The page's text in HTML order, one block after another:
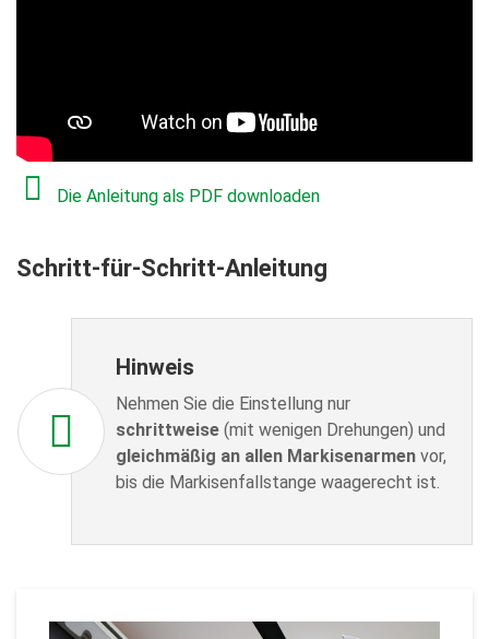
Die Anleitung als PDF downloaden
Schritt-für-Schritt-Anleitung
Hinweis
Nehmen Sie die Einstellung nur
schrittweise (mit wenigen Drehungen) und
gleichmäßig an allen Markisenarmen vor,
bis die Markisenfallstange waagerecht ist.